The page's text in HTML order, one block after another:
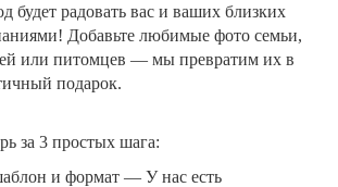
будет радовать вас и ваших близких
Добавьте любимые фото семьи,
или питомцев — мы превратим их в
подарок.
за 3 простых шага:
и формат — У нас есть